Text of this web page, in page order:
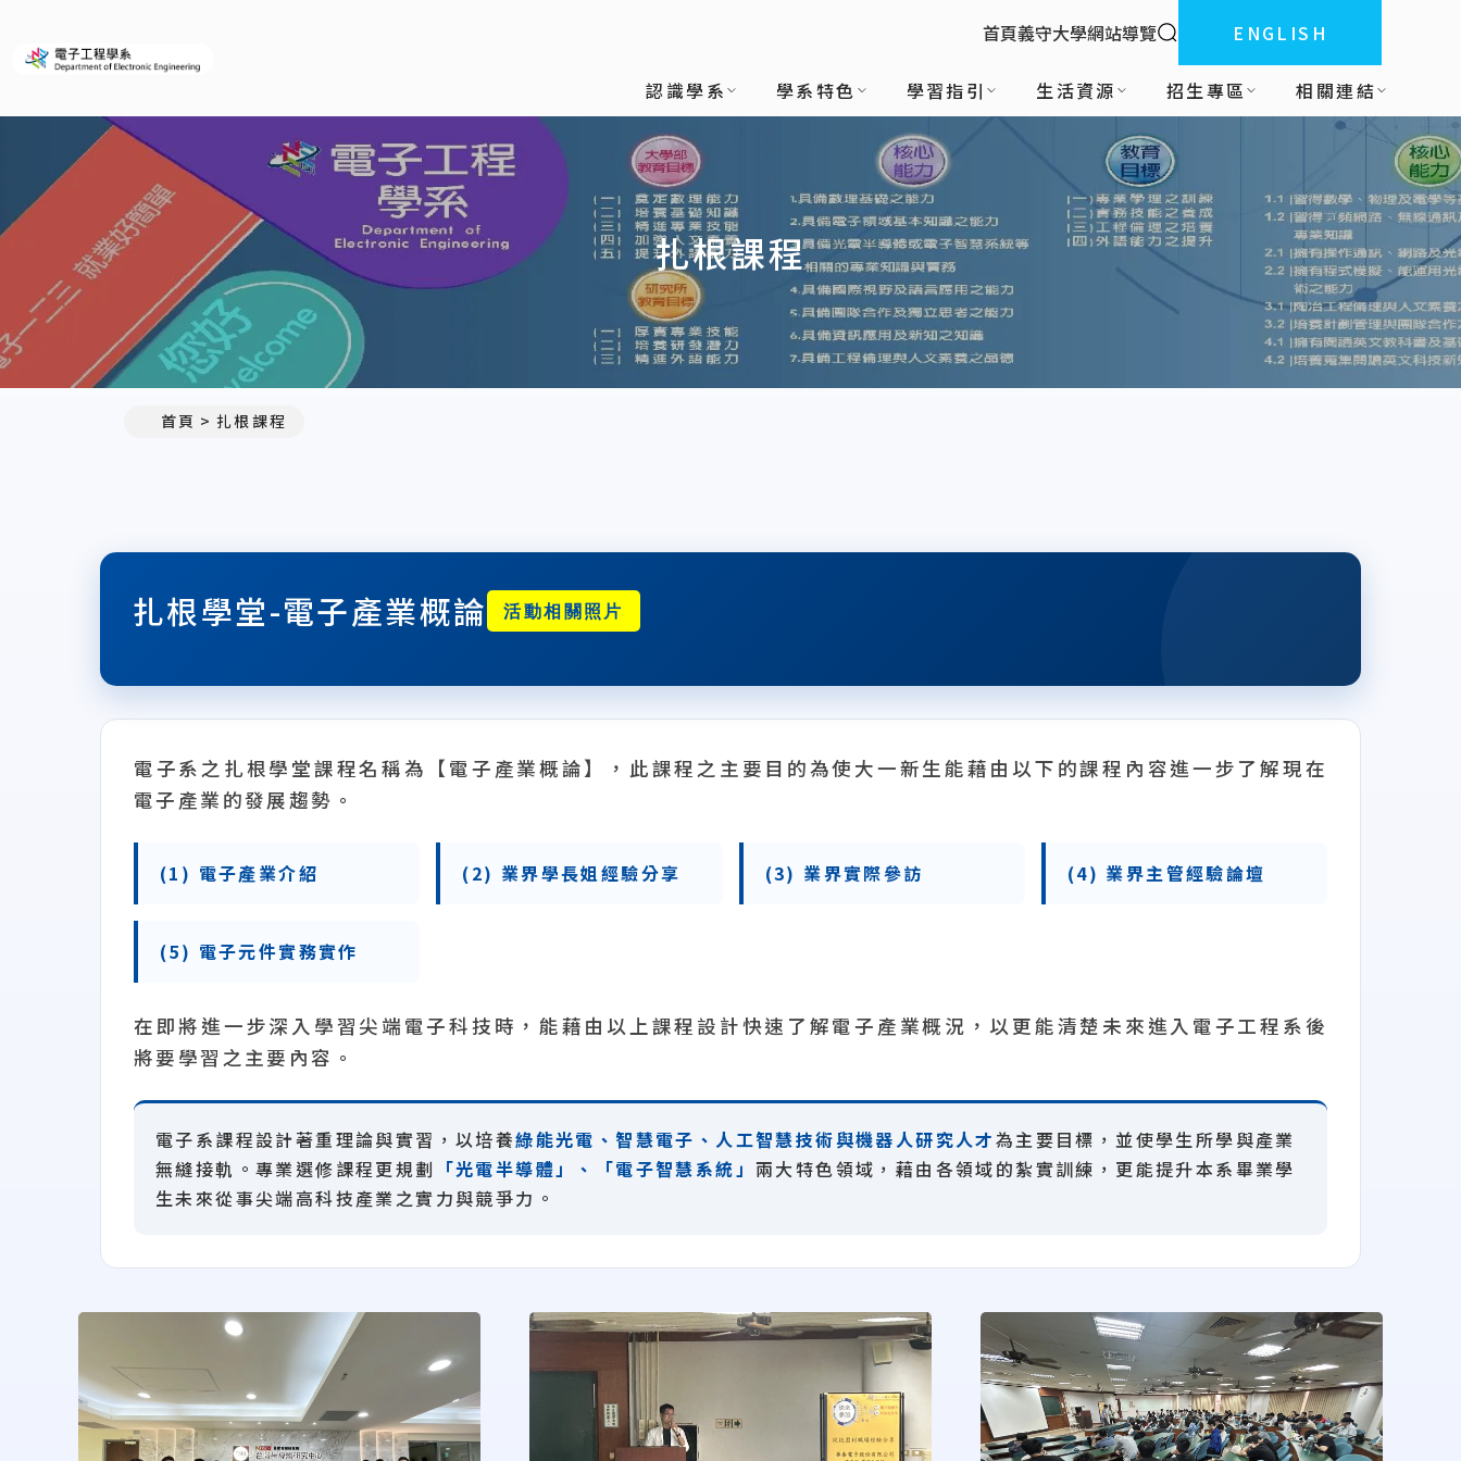
:::
首頁義守大學網站導覽 全站搜索ENGLISH
認識學系 學系特色 學習指引 生活資源 招生專區 相關連結
扎根課程
首頁 扎根課程
扎根學堂-電子產業概論 活動相關照片
電子系之扎根學堂課程名稱為【電子產業概論】，此課程之主要目的為使大一新生能藉由以下的課程內容進一步了解現在
電子產業的發展趨勢。
(1) 電子產業介紹 (2) 業界學長姐經驗分享 (3) 業界實際參訪 (4) 業界主管經驗論壇
(5) 電子元件實務實作
在即將進一步深入學習尖端電子科技時，能藉由以上課程設計快速了解電子產業概況，以更能清楚未來進入電子工程系後
將要學習之主要內容。
電子系課程設計著重理論與實習，以培養綠能光電、智慧電子、人工智慧技術與機器人研究人才為主要目標，並使學生所學與產業
無縫接軌。專業選修課程更規劃 「光電半導體」、「電子智慧系統」兩大特色領域，藉由各領域的紮實訓練，更能提升本系畢業學
生未來從事尖端高科技產業之實力與競爭力。